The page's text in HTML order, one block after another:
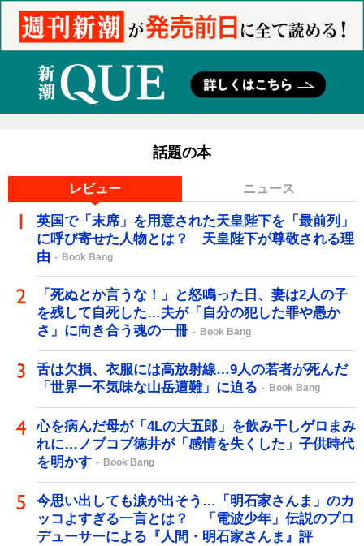
話題の本
レビュー ニュース
英国で「末席」を用意された天皇陛下を「最前列」
に呼び寄せた人物とは？ 天皇陛下が尊敬される理
由
Book Bang
「死ぬとか言うな！」と怒鳴った日、妻は2人の子
を残して自死した…夫が「自分の犯した罪や愚か
さ」に向き合う魂の一冊
Book Bang
舌は欠損、衣服には高放射線…9人の若者が死んだ
「世界一不気味な山岳遭難」に迫る
Book Bang
心を病んだ母が「4Lの大五郎」を飲み干しゲロまみ
れに…ノブコブ徳井が「感情を失くした」子供時代
を明かす
Book Bang
今思い出しても涙が出そう…「明石家さんま」のカ
ッコよすぎる一言とは？ 「電波少年」伝説のプロ
デューサーによる『人間・明石家さんま』評